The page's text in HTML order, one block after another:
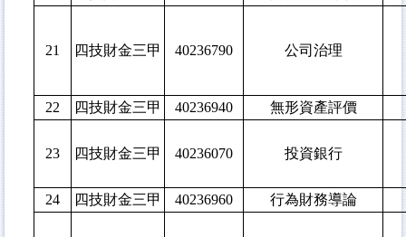
21 四技財金三甲 40236790 公司治理
22 四技財金三甲 40236940 無形資產評價
23 四技財金三甲 40236070 投資銀行
24 四技財金三甲 40236960 行為財務導論